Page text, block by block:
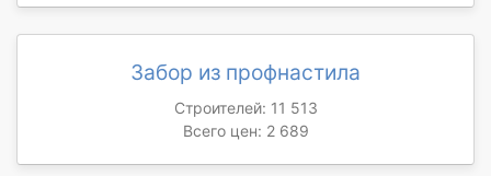
Забор из профнастила
Строителей: 11 513
Всего цен: 2 689